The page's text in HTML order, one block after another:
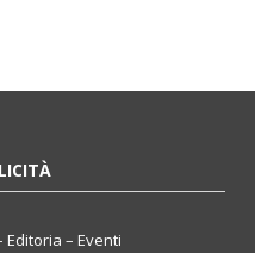
Editoria – Eventi